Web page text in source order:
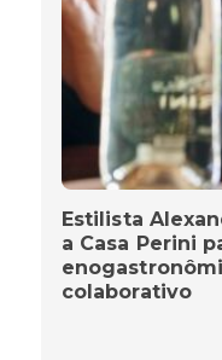
Estilista
a Casa Perini
colaborativo